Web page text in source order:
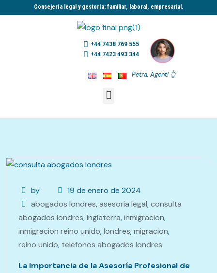
Consejería legal y gestoría: familiar, laboral, empresarial.​
+44 7438 769 555
+44 7423 493 344
Petra, Agent! 👆
by
19 de enero de 2024
abogados londres,asesoria legal,consulta
abogados londres,inglaterra,inmigracion,
inmigracion reino unido,londres,migracion,
reino unido, telefonos abogados londres
La Importancia de la Asesoría Profesional de